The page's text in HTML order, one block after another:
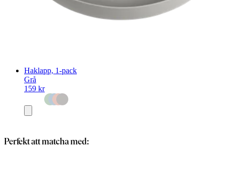
Haklapp, 1-pack
Grå
159 kr
i
Perfekt att matcha med: